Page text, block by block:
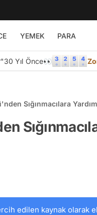
YEMEK PARA
30 Yıl Önce👀
Sığınmacılara
edilen kaynak olarak